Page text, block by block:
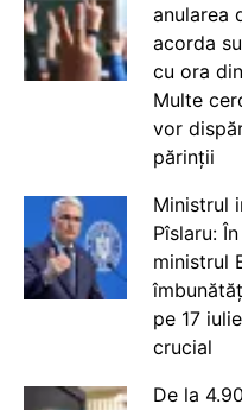
anularea
acorda
cu ora
Multe
vor
părinții
Ministrul
Pîslaru:
ministrul
pe 17
crucial
De la